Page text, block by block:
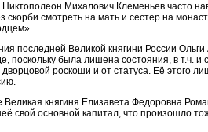
Михалович Клеменьев часто
скорби смотреть на мать и сестер на
последней Великой княгини России
поскольку была лишена состояния, в т.ч.
роскоши и от статуса. Её этого
Великая княгиня Елизавета Федоровна
свой основной капитал, что произошло